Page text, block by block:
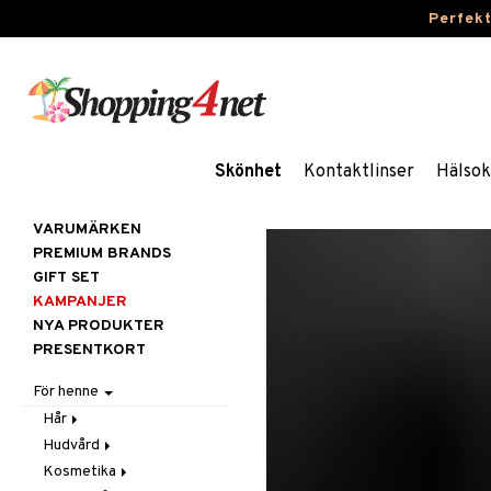
Skönhet Kontaktlinser
VARUMÄRKEN
PREMIUM BRANDS
GIFT SET
KAMPANJER
NYA PRODUKTER
PRESENTKORT
För henne
Hår
Accessoarer
Balsam
Hudvård
Ansiktscremer
Kosmetika